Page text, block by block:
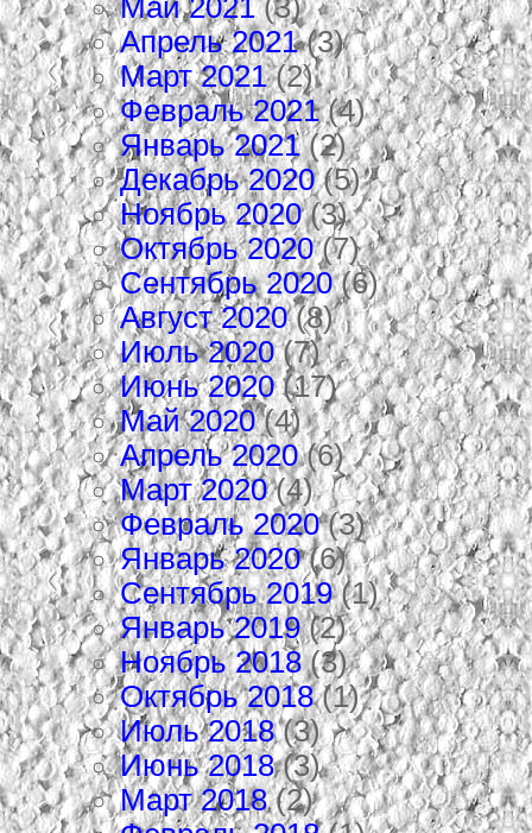
Май 2021(3)
Апрель 2021(3)
Март 2021(2)
Февраль 2021(4)
Январь 2021(2)
Декабрь 2020(5)
Ноябрь 2020(3)
Октябрь 2020(7)
Сентябрь 2020(6)
Август 2020(8)
Июль 2020(7)
Июнь 2020(17)
Май 2020(4)
Апрель 2020(6)
Март 2020(4)
Февраль 2020(3)
Январь 2020(6)
Сентябрь 2019(1)
Январь 2019(2)
Ноябрь 2018(3)
Октябрь 2018(1)
Июль 2018(3)
Июнь 2018(3)
Март 2018(2)